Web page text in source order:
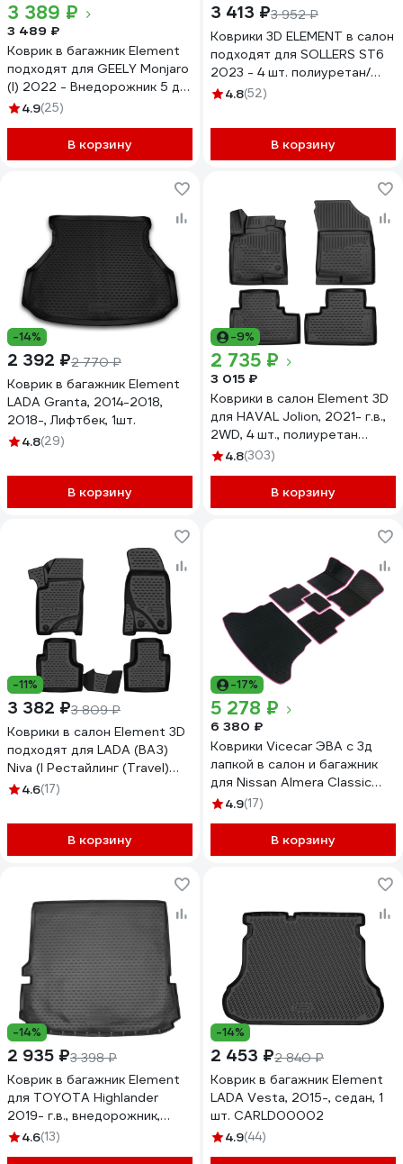
3 389 ₽
3 489 ₽
Коврик в багажник Element
подходят для GEELY Monjaro
(I) 2022 - Внедорожник 5 дв.
1шт. (полиуретан) / Джили
4.9(25)
В корзину
3 413 ₽3 952 ₽
Коврики 3D ELEMENT в салон
подходят для SOLLERS ST6
2023 - 4 шт. полиуретан/
Солерс
4.8(52)
В корзину
-14%
2 392 ₽2 770 ₽
Коврик в багажник Element
LADA Granta, 2014-2018,
2018-, Лифтбек, 1шт.
4.8(29)
В корзину
-9%
2 735 ₽
3 015 ₽
Коврики в салон Element 3D
для HAVAL Jolion, 2021- г.в.,
2WD, 4 шт., полиуретан
3DAN0015210k
4.8(303)
В корзину
-11%
3 382 ₽3 809 ₽
Коврики в салон Element 3D
подходят для LADA (ВАЗ)
Niva (I Рестайлинг (Travel)
2020- 4 шт., полиуретан /
ELEMENT3DA66732210k
4.6(17)
В корзину
-17%
5 278 ₽
6 380 ₽
Коврики Vicecar ЭВА c 3д
лапкой в салон и багажник
для Nissan Almera Classic
2006 - 2013 (Ниссан
SBDL32002R-розовый
4.9(17)
В корзину
-14%
2 935 ₽3 398 ₽
Коврик в багажник Element
для TOYOTA Highlander
2019- г.в., внедорожник,
длинный, 5 дверей, 1 шт.
4.6(13)
-14%
2 453 ₽2 840 ₽
Коврик в багажник Element
LADA Vesta, 2015-, седан, 1
шт. CARLD00002
4.9(44)